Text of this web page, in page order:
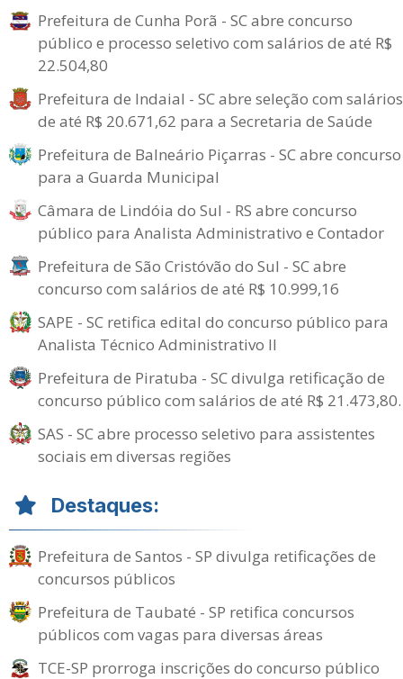
Prefeitura de Cunha Porã - SC abre concurso
público e processo seletivo com salários de até R$
22.504,80
Prefeitura de Indaial - SC abre seleção com salários
de até R$ 20.671,62 para a Secretaria de Saúde
Prefeitura de Balneário Piçarras - SC abre concurso
para a Guarda Municipal
Câmara de Lindóia do Sul - RS abre concurso
público para Analista Administrativo e Contador
Prefeitura de São Cristóvão do Sul - SC abre
concurso com salários de até R$ 10.999,16
SAPE - SC retifica edital do concurso público para
Analista Técnico Administrativo II
Prefeitura de Piratuba - SC divulga retificação de
concurso público com salários de até R$ 21.473,80.
SAS - SC abre processo seletivo para assistentes
sociais em diversas regiões
Destaques:
Prefeitura de Santos - SP divulga retificações de
concursos públicos
Prefeitura de Taubaté - SP retifica concursos
públicos com vagas para diversas áreas
TCE-SP prorroga inscrições do concurso público